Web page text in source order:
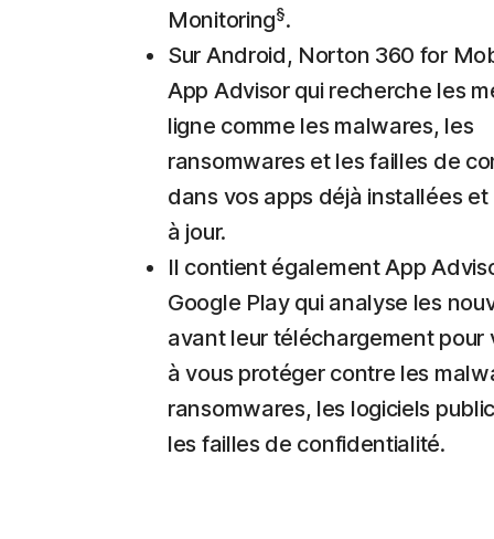
Monitoring§.
Sur Android, Norton 360 for
App Advisor qui recherche les
ligne comme les malwares, les
ransomwares et les failles de
dans vos apps déjà installées et
à jour.
Il contient également App
Google Play qui analyse les
avant leur téléchargement pour
à vous protéger contre les
ransomwares, les logiciels
les failles de confidentialité.